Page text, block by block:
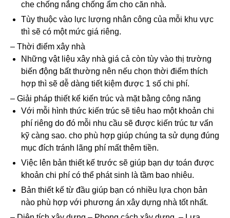
che chống nắng chống ẩm cho căn nhà.
Tùy thuộc vào lực lượng nhân công của mỗi khu vực
thì sẽ có một mức giá riêng.
– Thời điểm xây nhà
Những vật liệu xây nhà giá cả còn tùy vào thị trường
biến động bất thường nên nếu chọn thời điểm thích
hợp thì sẽ dễ dàng tiết kiệm được 1 số chi phí.
– Giải pháp thiết kế kiến trúc và mặt bằng công năng
Với mỗi hình thức kiến trúc sẽ tiêu hao một khoản chi
phí riêng do đó mỗi nhu cầu sẽ được kiến trúc tư vấn
kỹ càng sao. cho phù hợp giúp chúng ta sử dụng đúng
mục đích tránh lãng phí mất thêm tiền.
Việc lên bản thiết kế trước sẽ giúp bạn dự toán được
khoản chi phí có thể phát sinh là tầm bao nhiêu.
Bản thiết kế từ đầu giúp bạn có nhiều lựa chọn bản
nào phù hợp với phương án xây dựng nhà tốt nhất.